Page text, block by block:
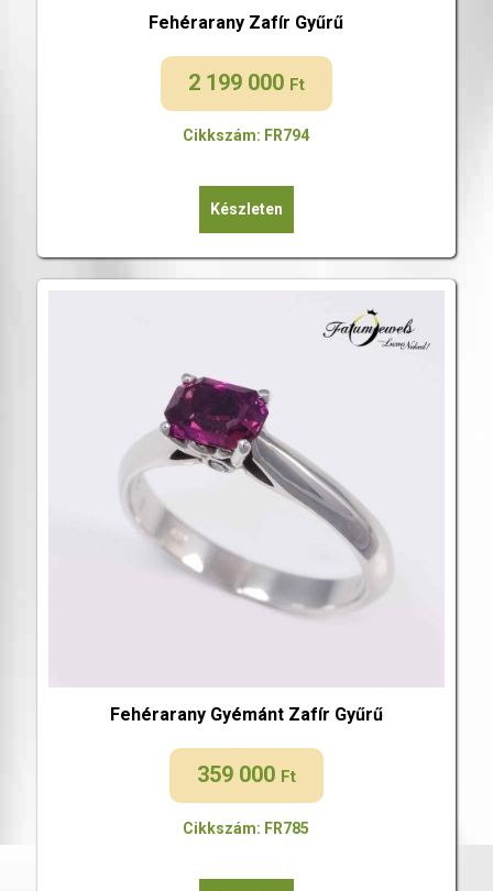
Fehérarany Zafír Gyűrű
2 199 000 Ft
Cikkszám: FR794
Készleten
Fehérarany Gyémánt Zafír Gyűrű
359 000 Ft
Cikkszám: FR785